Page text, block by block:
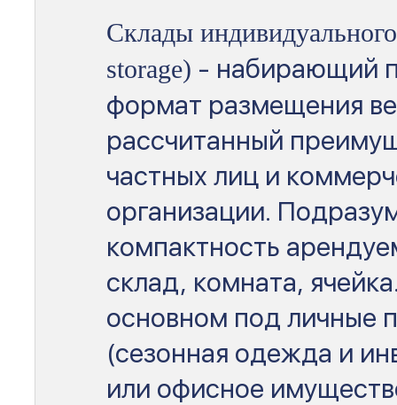
Склады
storage) - набирающий
формат размещения
рассчитанный
частных лиц и
организации.
компактность
склад, комната,
основном под личные
(сезонная одежда и
или офисное